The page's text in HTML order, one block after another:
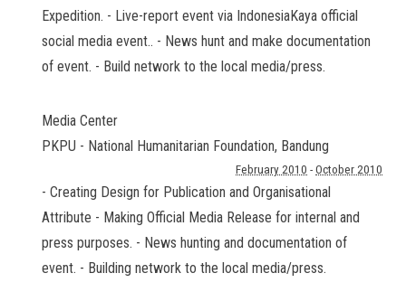
Expedition. - Live-report event via IndonesiaKaya official
social media event.. - News hunt and make documentation
of event. - Build network to the local media/press.
Media Center
PKPU - National Humanitarian Foundation, Bandung
February 2010 - October 2010
- Creating Design for Publication and Organisational
Attribute - Making Official Media Release for internal and
press purposes. - News hunting and documentation of
event. - Building network to the local media/press.